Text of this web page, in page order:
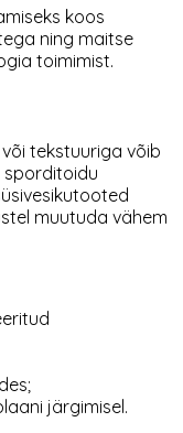
koos
ning maitse
toimimist.
tekstuuriga võib
muutuda vähem
järgimisel.